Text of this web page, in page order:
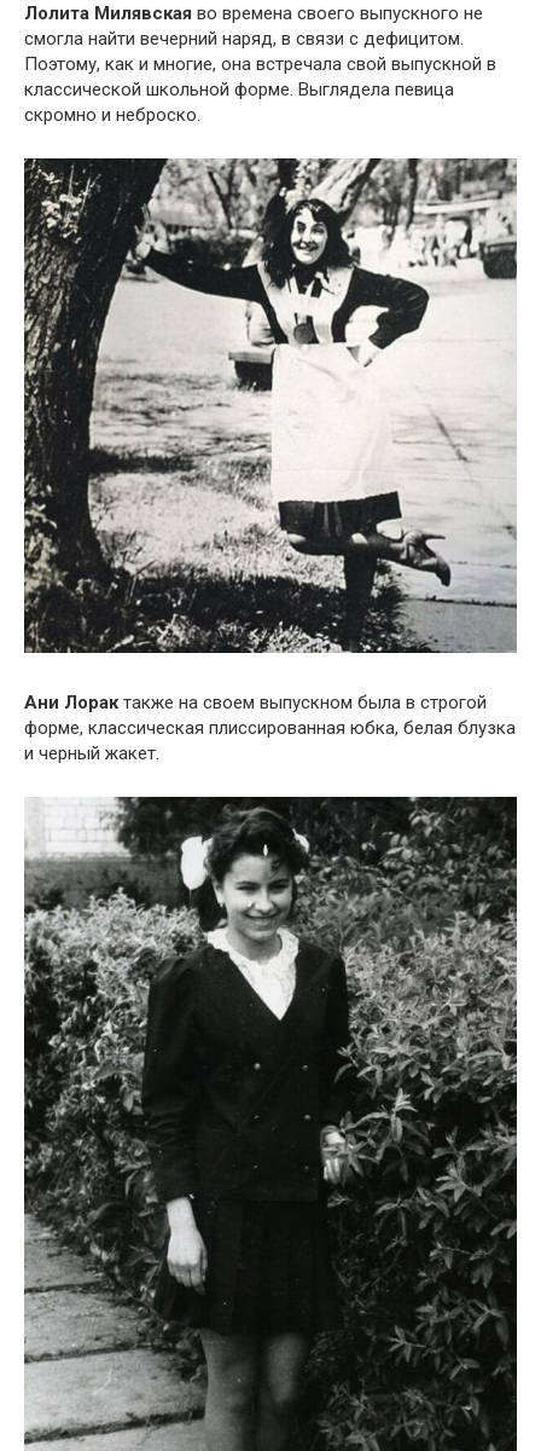
Лолита Милявская во времена своего выпускного не
смогла найти вечерний наряд, в связи с дефицитом.
Поэтому, как и многие, она встречала свой выпускной в
классической школьной форме. Выглядела певица
скромно и неброско.
Ани Лорактакже на своем выпускном была в строгой
форме, классическая плиссированная юбка, белая блузка
и черный жакет.